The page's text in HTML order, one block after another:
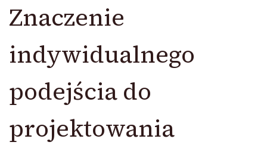
Znaczenie
indywidualnego
podejścia do
projektowania